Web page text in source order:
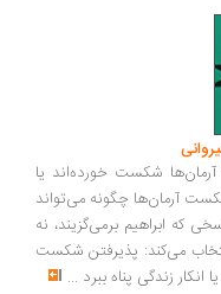
شکست خورده‌اند یا
چگونه می‌تواند
برمی‌گزیند، نه
پذیرفتن شکست
پناه ببرد...